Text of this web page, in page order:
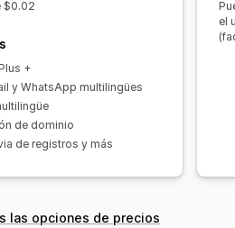
$0.02
+
y WhatsApp multilingües
de dominio
de registros y más
el
las opciones de precios